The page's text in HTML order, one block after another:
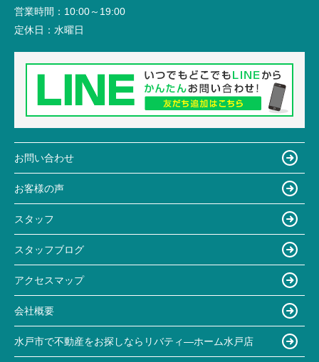
営業時間： 10:00～19:00
定休日： 水曜日
お問い合わせ
お客様の声
スタッフ
スタッフブログ
アクセスマップ
会社概要
水戸市で不動産をお探しならリバティ―ホーム水戸店